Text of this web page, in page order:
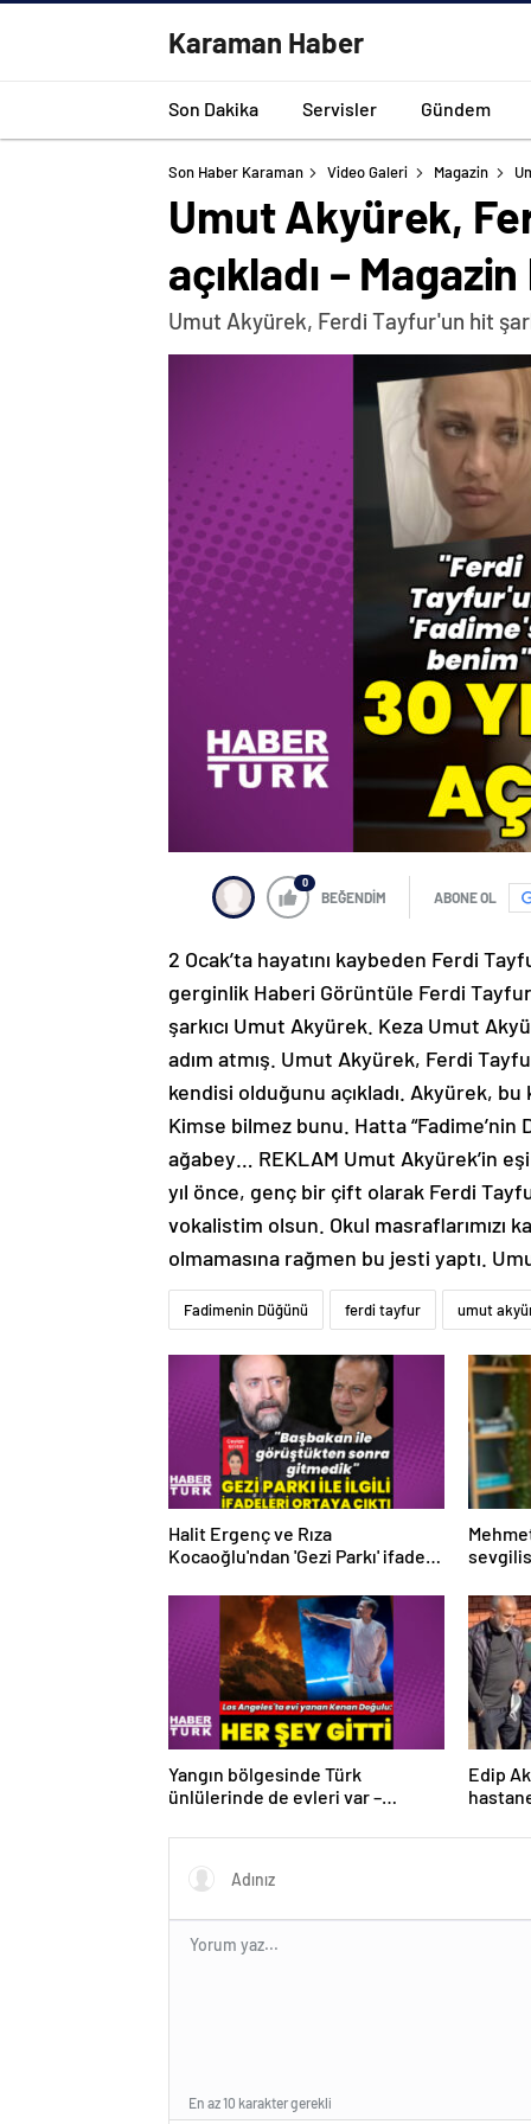
Karaman Haber
Son Dakika Servisler Gündem
Son Haber Karaman Video Galeri Magazin
Umut Akyürek,
açıkladı –
Umut Akyürek, Ferdi Tayfur'un hit
0
BEĞENDİM ABONE OL
2 Ocak’ta hayatını kaybeden Ferdi
gerginlik Haberi Görüntüle Ferdi
şarkıcı Umut Akyürek. Keza Umut
adım atmış. Umut Akyürek, Ferdi
kendisi olduğunu açıkladı. Akyürek,
Kimse bilmez bunu. Hatta “Fadime’nin
ağabey… REKLAM Umut Akyürek’in
yıl önce, genç bir çift olarak Ferdi
vokalistim olsun. Okul masraflarımızı
olmamasına rağmen bu jesti yaptı.
Fadimenin Düğünü ferdi tayfur umut
Halit Ergenç ve Rıza
Kocaoğlu'ndan 'Gezi Parkı' ifadesi
Yangın bölgesinde Türk
ünlülerinde de evleri var –
Edip
En az 10 karakter gerekli